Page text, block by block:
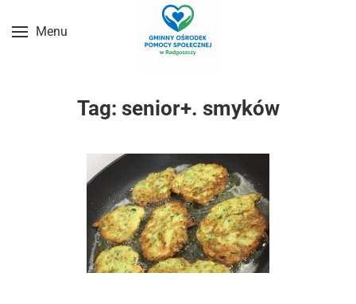
Przejdź do treści głównej
Menu
Tag: senior+. smyków